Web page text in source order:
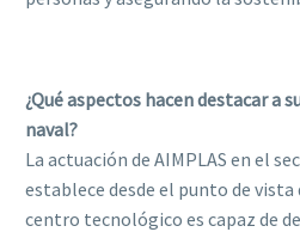
¿Qué aspectos hacen destacar a
naval?
La actuación de AIMPLAS en el
establece desde el punto de
centro tecnológico es capaz de